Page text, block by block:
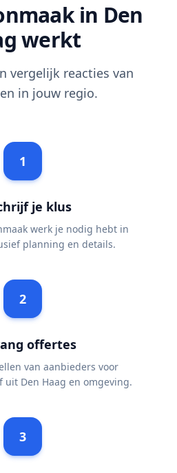
in Den
werkt
vergelijk reacties van
in jouw regio.
1
je klus
werk je nodig hebt in
planning en details.
2
offertes
van aanbieders voor
uit Den Haag en omgeving.
3